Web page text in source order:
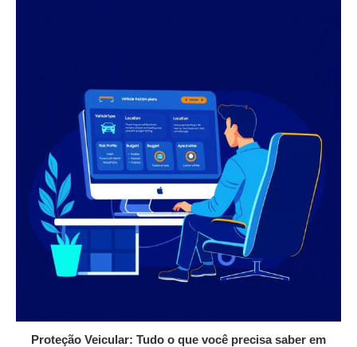
Proteção Veicular: Tudo o que você precisa saber em